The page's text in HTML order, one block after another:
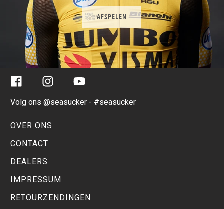
AFSPELEN
Facebook Instagram YouTube
Volg ons @seasucker - #seasucker
OVER ONS
CONTACT
DEALERS
IMPRESSUM
RETOURZENDINGEN